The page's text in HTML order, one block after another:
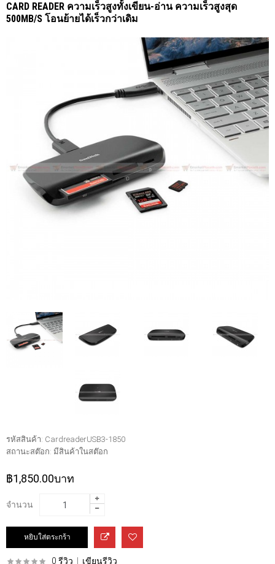
CARD READER ความเร็วสูงทั้งเขียน-อ่าน ความเร็วสูงสุด
500MB/S โอนย้ายได้เร็วกว่าเดิม
รหัสสินค้า: CardreaderUSB3-1850
สถานะสต๊อก: มีสินค้าในสต๊อก
฿1,850.00บาท
จำนวน
0 รีวิว เขียนรีวิว